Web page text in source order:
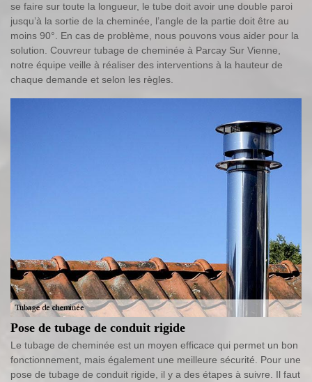
se faire sur toute la longueur, le tube doit avoir une double paroi
jusqu’à la sortie de la cheminée, l’angle de la partie doit être au
moins 90°. En cas de problème, nous pouvons vous aider pour la
solution. Couvreur tubage de cheminée à Parcay Sur Vienne,
notre équipe veille à réaliser des interventions à la hauteur de
chaque demande et selon les règles.
Pose de tubage de conduit rigide
Le tubage de cheminée est un moyen efficace qui permet un bon
fonctionnement, mais également une meilleure sécurité. Pour une
pose de tubage de conduit rigide, il y a des étapes à suivre. Il faut